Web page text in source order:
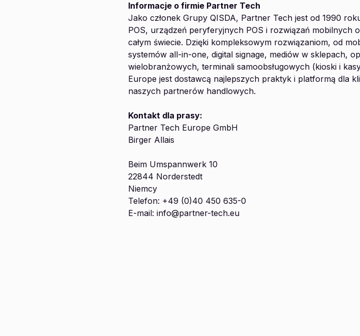
Informacje o firmie Partner Tech
Jako członek Grupy QISDA, Partner Tech jest od 1990
POS, urządzeń peryferyjnych POS i rozwiązań mobilnych
całym świecie. Dzięki kompleksowym rozwiązaniom, od
systemów all-in-one, digital signage, mediów w sklepach,
wielobranżowych, terminali samoobsługowych (kioski i
Europe jest dostawcą najlepszych praktyk i platformą dla
naszych partnerów handlowych.
Kontakt dla prasy:
Partner Tech Europe GmbH
Birger Allais
Beim Umspannwerk 10
22844 Norderstedt
Niemcy
Telefon: +49 (0)40 450 635-0
E-mail: info@partner-tech.eu